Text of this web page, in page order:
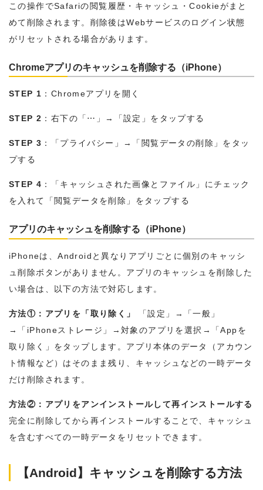
この操作でSafariの閲覧履歴・キャッシュ・Cookieがまと
めて削除されます。削除後はWebサービスのログイン状態
がリセットされる場合があります。
Chromeアプリのキャッシュを削除する（iPhone）
STEP 1 ：Chromeアプリを開く
STEP 2 ：右下の「⋯」→「設定」をタップする
STEP 3 ：「プライバシー」→「閲覧データの削除」をタッ
プする
STEP 4 ：「キャッシュされた画像とファイル」にチェック
を入れて「閲覧データを削除」をタップする
アプリのキャッシュを削除する（iPhone）
iPhoneは、Androidと異なりアプリごとに個別のキャッシ
ュ削除ボタンがありません。アプリのキャッシュを削除した
い場合は、以下の方法で対応します。
方法①：アプリを「取り除く」
「設定」→「一般」
→「iPhoneストレージ」→対象のアプリを選択→「Appを
取り除く」をタップします。アプリ本体のデータ（アカウン
ト情報など）はそのまま残り、キャッシュなどの一時データ
だけ削除されます。
方法②：アプリをアンインストールして再インストールする
完全に削除してから再インストールすることで、キャッシュ
を含むすべての一時データをリセットできます。
【Android】キャッシュを削除する方法